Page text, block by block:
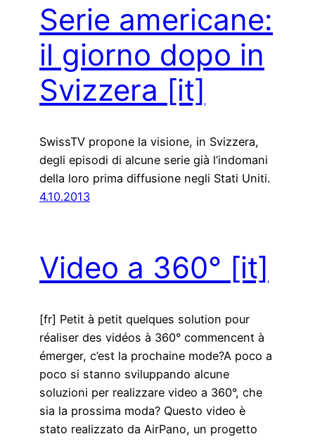
Serie americane:
il giorno dopo in
Svizzera [it]
SwissTV propone la visione, in Svizzera,
degli episodi di alcune serie già l’indomani
della loro prima diffusione negli Stati Uniti.
4.10.2013
Video a 360° [it]
[fr] Petit à petit quelques solution pour
réaliser des vidéos à 360° commencent à
émerger, c’est la prochaine mode?A poco a
poco si stanno sviluppando alcune
soluzioni per realizzare video a 360°, che
sia la prossima moda? Questo video è
stato realizzato da AirPano, un progetto